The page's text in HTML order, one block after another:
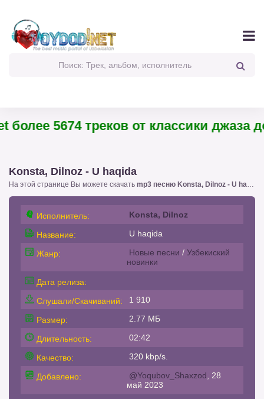
5674 треков от классики джаза до
Konsta, Dilnoz - U haqida
На этой странице Вы можете скачать mp3 песню Konsta, Dilnoz - U haqida
Исполнитель: Konsta, Dilnoz
Название: U haqida
Жанр: Новые песни / Узбекиский
новинки
Дата релиза:
Слушали/Скачиваний:
1 910
Размер: 2.77 МБ
Длительность: 02:42
Качество: 320 kbp/s.
Добавлено: @Yoqubov_Shaxzod , 28
май 2023